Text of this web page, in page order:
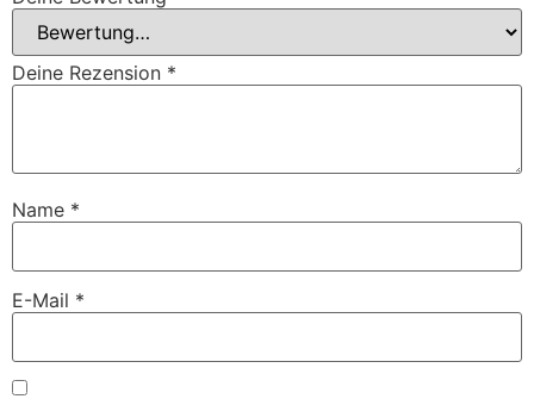
Deine Rezension *
Name *
E-Mail *